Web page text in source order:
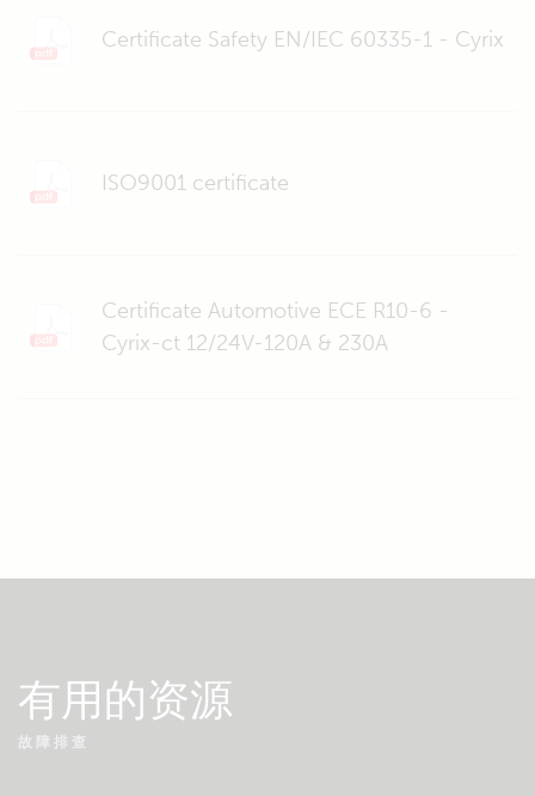
Certificate Safety EN/IEC 60335-1 - Cyrix
ISO9001 certificate
Certificate Automotive ECE R10-6 -
Cyrix-ct 12/24V-120A & 230A
有用的资源
故障排查